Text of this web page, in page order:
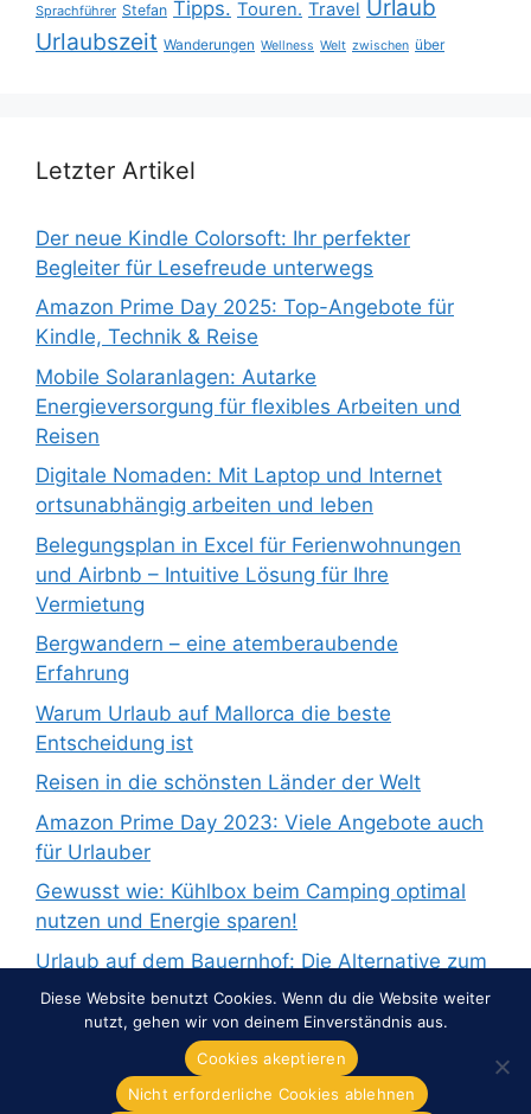
Sprachführer Stefan Tipps. Touren. Travel Urlaub
Urlaubszeit Wanderungen Wellness Welt zwischen über
Letzter Artikel
Der neue Kindle Colorsoft: Ihr perfekter
Begleiter für Lesefreude unterwegs
Amazon Prime Day 2025: Top-Angebote für
Kindle, Technik & Reise
Mobile Solaranlagen: Autarke
Energieversorgung für flexibles Arbeiten und
Reisen
Digitale Nomaden: Mit Laptop und Internet
ortsunabhängig arbeiten und leben
Belegungsplan in Excel für Ferienwohnungen
und Airbnb – Intuitive Lösung für Ihre
Vermietung
Bergwandern – eine atemberaubende
Erfahrung
Warum Urlaub auf Mallorca die beste
Entscheidung ist
Reisen in die schönsten Länder der Welt
Amazon Prime Day 2023: Viele Angebote auch
für Urlauber
Gewusst wie: Kühlbox beim Camping optimal
nutzen und Energie sparen!
Urlaub auf dem Bauernhof: Die Alternative zum
Pauschalurlaub
© 2026 Overnight-Europe.de• Erstellt mit
Diese Website benutzt Cookies. Wenn du die Website weiter
nutzt, gehen wir von deinem Einverständnis aus.
Cookies akeptieren
Nicht erforderliche Cookies ablehnen